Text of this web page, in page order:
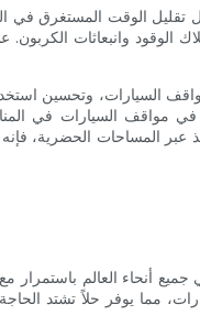
الوقود وانبعاثات
أنحاء العالم باستمرار